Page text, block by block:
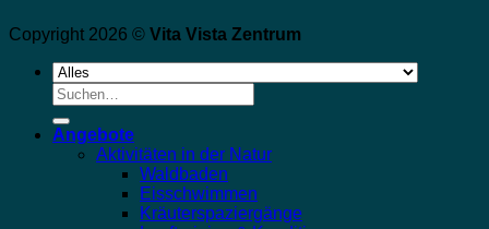
Copyright 2026 © Vita Vista Zentrum
Suche
nach:
Angebote
Aktivitäten in der Natur
Waldbaden
Eisschwimmen
Kräuterspaziergänge